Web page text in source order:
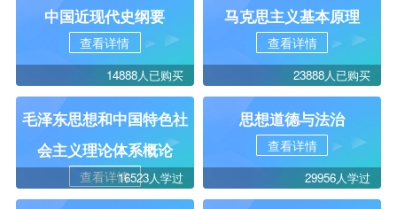
中国近现代史纲要
查看详情
14888人已购买
马克思主义基本原理
查看详情
23888人已购买
毛泽东思想和中国特色社
会主义理论体系概论
查看详情16523人学过
思想道德与法治
查看详情
29956人学过